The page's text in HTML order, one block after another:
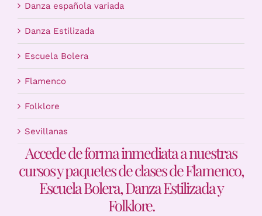
Danza española variada
Danza Estilizada
Escuela Bolera
Flamenco
Folklore
Sevillanas
Accede de forma inmediata a nuestras
cursos y paquetes de clases de Flamenco,
Escuela Bolera, Danza Estilizada y
Folklore.